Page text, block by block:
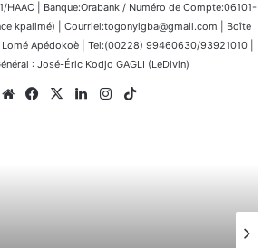
| Banque:Orabank / Numéro de Compte:06101-
kpalimé) | Courriel:togonyigba@gmail.com | Boîte
Apédokoè | Tel:(00228) 99460630/93921010 |
: José-Éric Kodjo GAGLI (LeDivin)
WebsiteFacebook
X LinkedinInstagram